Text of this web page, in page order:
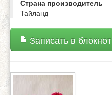
Страна производитель
Тайланд
Записать в блокнот